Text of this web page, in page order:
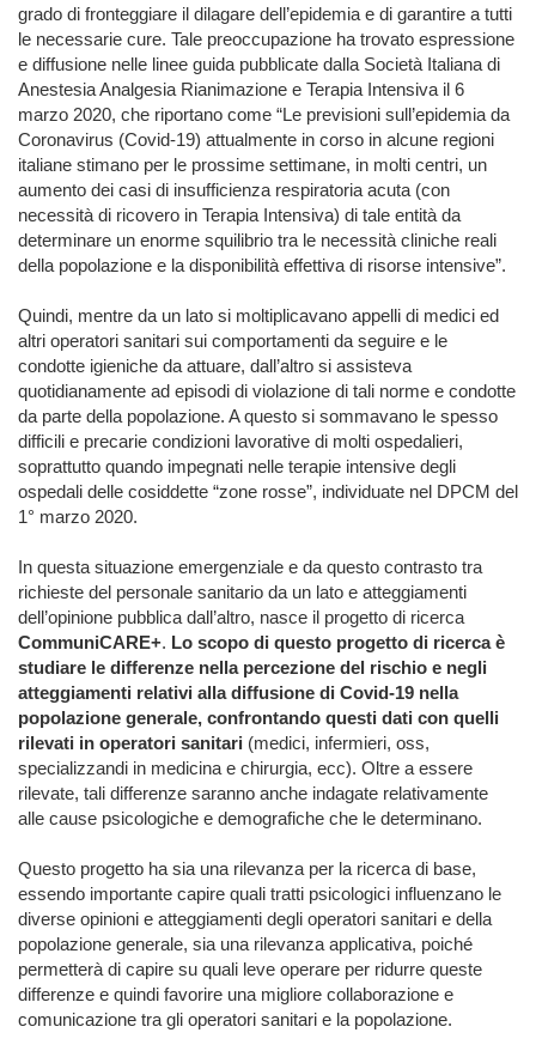
grado di fronteggiare il dilagare dell’epidemia e di garantire a tutti
le necessarie cure. Tale preoccupazione ha trovato espressione
e diffusione nelle linee guida pubblicate dalla Società Italiana di
Anestesia Analgesia Rianimazione e Terapia Intensiva il 6
marzo 2020, che riportano come “Le previsioni sull’epidemia da
Coronavirus (Covid-19) attualmente in corso in alcune regioni
italiane stimano per le prossime settimane, in molti centri, un
aumento dei casi di insufficienza respiratoria acuta (con
necessità di ricovero in Terapia Intensiva) di tale entità da
determinare un enorme squilibrio tra le necessità cliniche reali
della popolazione e la disponibilità effettiva di risorse intensive”.
Quindi, mentre da un lato si moltiplicavano appelli di medici ed
altri operatori sanitari sui comportamenti da seguire e le
condotte igieniche da attuare, dall’altro si assisteva
quotidianamente ad episodi di violazione di tali norme e condotte
da parte della popolazione. A questo si sommavano le spesso
difficili e precarie condizioni lavorative di molti ospedalieri,
soprattutto quando impegnati nelle terapie intensive degli
ospedali delle cosiddette “zone rosse”, individuate nel DPCM del
1° marzo 2020.
In questa situazione emergenziale e da questo contrasto tra
richieste del personale sanitario da un lato e atteggiamenti
dell’opinione pubblica dall’altro, nasce il progetto di ricerca
CommuniCARE+. Lo scopo di questo progetto di ricerca è
studiare le differenze nella percezione del rischio e negli
atteggiamenti relativi alla diffusione di Covid-19 nella
popolazione generale, confrontando questi dati con quelli
rilevati in operatori sanitari (medici, infermieri, oss,
specializzandi in medicina e chirurgia, ecc). Oltre a essere
rilevate, tali differenze saranno anche indagate relativamente
alle cause psicologiche e demografiche che le determinano.
Questo progetto ha sia una rilevanza per la ricerca di base,
essendo importante capire quali tratti psicologici influenzano le
diverse opinioni e atteggiamenti degli operatori sanitari e della
popolazione generale, sia una rilevanza applicativa, poiché
permetterà di capire su quali leve operare per ridurre queste
differenze e quindi favorire una migliore collaborazione e
comunicazione tra gli operatori sanitari e la popolazione.